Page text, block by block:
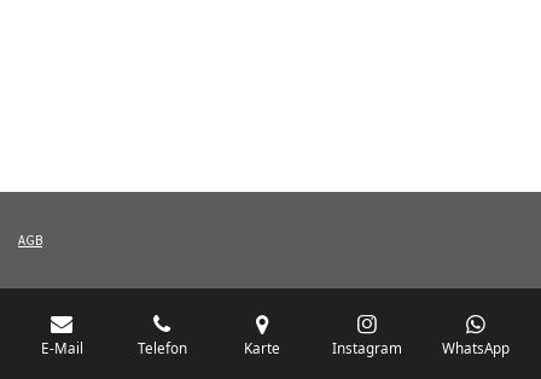
AGB
E-Mail Telefon Karte Instagram WhatsApp